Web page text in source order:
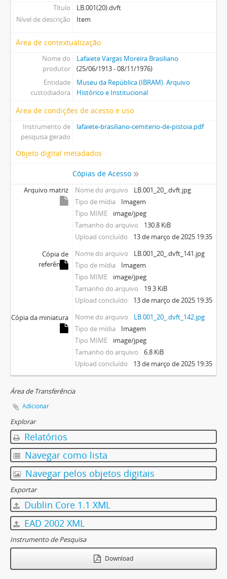
Título
LB.001(20).dvft
Nível de descrição
Item
Área de contextualização
Nome do
produtor
Lafaiete Vargas Moreira Brasiliano
(25/06/1913 - 08/11/1976)
Entidade
custodiadora
Museu da República (IBRAM). Arquivo
Histórico e Institucional
Área de condições de acesso e uso
Instrumento de
pesquisa gerado
lafaiete-brasiliano-cemiterio-de-pistoia.pdf
Objeto digital metadados
Cópias de Acesso
Arquivo matriz Nome do arquivo
LB.001_20_.dvft.jpg
Tipo de mídia
Imagem
Tipo MIME
image/jpeg
Tamanho do arquivo
130.8 KiB
Upload concluído
13 de março de 2025 19:35
Cópia de
referência
Nome do arquivo
LB.001_20_.dvft_141.jpg
Tipo de mídia
Imagem
Tipo MIME
image/jpeg
Tamanho do arquivo
19.3 KiB
Upload concluído
13 de março de 2025 19:35
Cópia da miniatura
Nome do arquivo
LB.001_20_.dvft_142.jpg
Tipo de mídia
Imagem
Tipo MIME
image/jpeg
Tamanho do arquivo
6.8 KiB
Upload concluído
13 de março de 2025 19:35
Área de Transferência
Adicionar
Explorar
Relatórios
Navegar como lista
Navegar pelos objetos digitais
Exportar
Dublin Core 1.1 XML
EAD 2002 XML
Instrumento de Pesquisa
Download